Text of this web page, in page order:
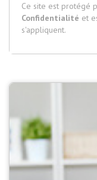
Ce site est protégé
Confidentialité et
s'appliquent.